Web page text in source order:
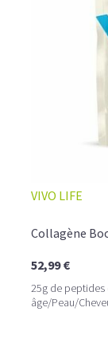
☕ LATTE
VIVO LIFE
Collagène
52,99 €
25g de peptides
âge/Peau/